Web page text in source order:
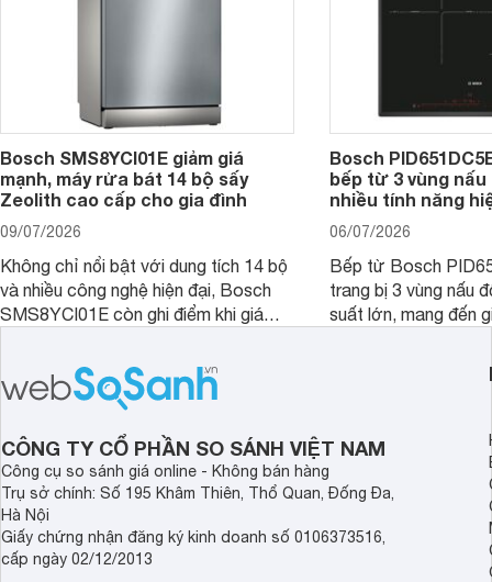
Bosch SMS8YCI01E giảm giá
mạnh, máy rửa bát 14 bộ sấy
Zeolith cao cấp cho gia đình
09/07/2026
Không chỉ nổi bật với dung tích 14 bộ
và nhiều công nghệ hiện đại, Bosch
SMS8YCI01E còn ghi điểm khi giá
thời điểm mới mở bán, mang lại tỷ lệ
giá trị/chi phí hấp dẫn hơn cho người
dùng đang tìm kiếm một mẫu máy rửa
bát cao cấp.
Bosch
bếp từ 3 vùng
nhiều tính năng
06/07/2026
Bếp từ Bosch
trang bị 3 vùng nấu
suất lớn, mang đến
CÔNG TY CỔ PHẦN SO SÁNH VIỆT NAM
Công cụ so sánh giá online - Không bán hàng
Trụ sở chính: Số 195 Khâm Thiên, Thổ Quan, Đống Đa,
Hà Nội
Giấy chứng nhận đăng ký kinh doanh số 0106373516,
cấp ngày 02/12/2013